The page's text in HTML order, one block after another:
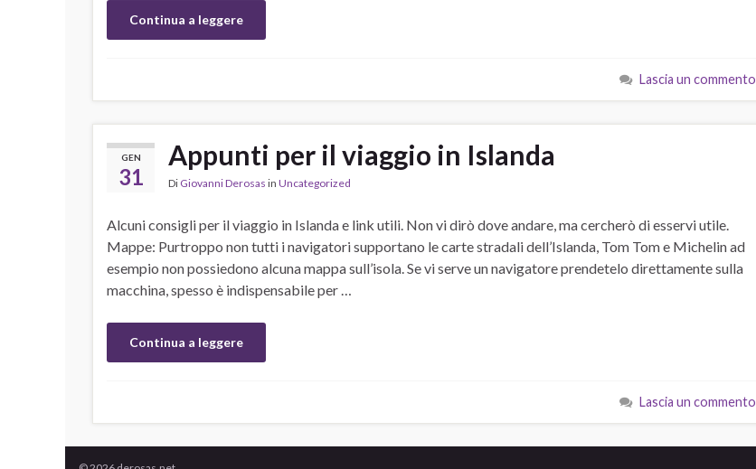
Continua a leggere
Lascia un commento
GEN
31
Appunti per il viaggio in Islanda
Di Giovanni Derosas in Uncategorized
Alcuni consigli per il viaggio in Islanda e link utili. Non vi dirò dove andare, ma cercherò di esservi utile.
Mappe: Purtroppo non tutti i navigatori supportano le carte stradali dell’Islanda, Tom Tom e Michelin ad
esempio non possiedono alcuna mappa sull’isola. Se vi serve un navigatore prendetelo direttamente sulla
macchina, spesso è indispensabile per …
Continua a leggere
Lascia un commento